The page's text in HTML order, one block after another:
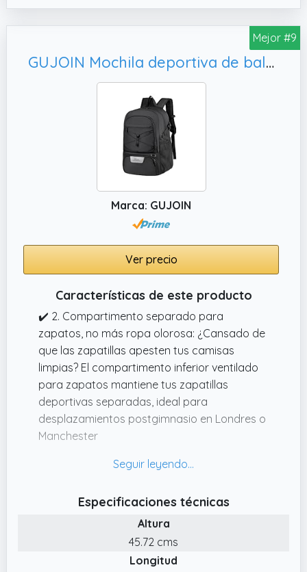
Mejor #9
GUJOIN Mochila deportiva de baloncesto de 35 litros con compartimento para zapatos, 35L
Marca: GUJOIN
Ver precio
Características de este producto
✔️ 2. Compartimento separado para
zapatos, no más ropa olorosa: ¿Cansado de
que las zapatillas apesten tus camisas
limpias? El compartimento inferior ventilado
para zapatos mantiene tus zapatillas
deportivas separadas, ideal para
desplazamientos postgimnasio en Londres o
Manchester
de vida británicos.
organizados.
✔️ 1. Compartimento dedicado para
baloncesto/fútbol + bolsa principal de gran
tamaño: ¿Luchas por llevar tu pelota y
Especificaciones técnicas
Altura
45.72 cms
Longitud